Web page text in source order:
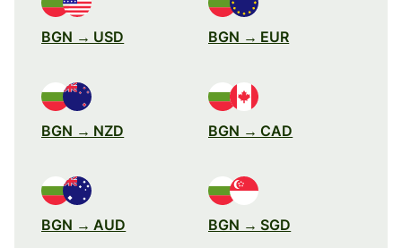
BGN → USD BGN → EUR
BGN → NZD BGN → CAD
BGN → AUD BGN → SGD